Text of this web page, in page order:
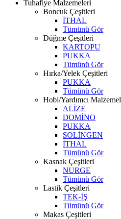
Tuhafiye Malzemeleri
Boncuk Çeşitleri
İTHAL
Tümünü Gör
Düğme Çeşitleri
KARTOPU
PUKKA
Tümünü Gör
Hırka/Yelek Çeşitleri
PUKKA
Tümünü Gör
Hobi/Yardımcı
ALİZE
DOMİNO
PUKKA
SOLİNGEN
İTHAL
Tümünü Gör
Kasnak Çeşitleri
NURGE
Tümünü Gör
Lastik Çeşitleri
TEK-İŞ
Tümünü Gör
Makas Çeşitleri